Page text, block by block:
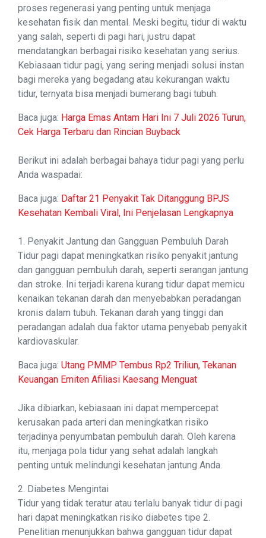
proses regenerasi yang penting untuk menjaga
kesehatan fisik dan mental. Meski begitu, tidur di waktu
yang salah, seperti di pagi hari, justru dapat
mendatangkan berbagai risiko kesehatan yang serius.
Kebiasaan tidur pagi, yang sering menjadi solusi instan
bagi mereka yang begadang atau kekurangan waktu
tidur, ternyata bisa menjadi bumerang bagi tubuh.
Baca juga: Harga Emas Antam Hari Ini 7 Juli 2026 Turun,
Cek Harga Terbaru dan Rincian Buyback
Berikut ini adalah berbagai bahaya tidur pagi yang perlu
Anda waspadai:
Baca juga: Daftar 21 Penyakit Tak Ditanggung BPJS
Kesehatan Kembali Viral, Ini Penjelasan Lengkapnya
1. Penyakit Jantung dan Gangguan Pembuluh Darah
Tidur pagi dapat meningkatkan risiko penyakit jantung
dan gangguan pembuluh darah, seperti serangan jantung
dan stroke. Ini terjadi karena kurang tidur dapat memicu
kenaikan tekanan darah dan menyebabkan peradangan
kronis dalam tubuh. Tekanan darah yang tinggi dan
peradangan adalah dua faktor utama penyebab penyakit
kardiovaskular.
Baca juga: Utang PMMP Tembus Rp2 Triliun, Tekanan
Keuangan Emiten Afiliasi Kaesang Menguat
Jika dibiarkan, kebiasaan ini dapat mempercepat
kerusakan pada arteri dan meningkatkan risiko
terjadinya penyumbatan pembuluh darah. Oleh karena
itu, menjaga pola tidur yang sehat adalah langkah
penting untuk melindungi kesehatan jantung Anda.
2. Diabetes Mengintai
Tidur yang tidak teratur atau terlalu banyak tidur di pagi
hari dapat meningkatkan risiko diabetes tipe 2.
Penelitian menunjukkan bahwa gangguan tidur dapat